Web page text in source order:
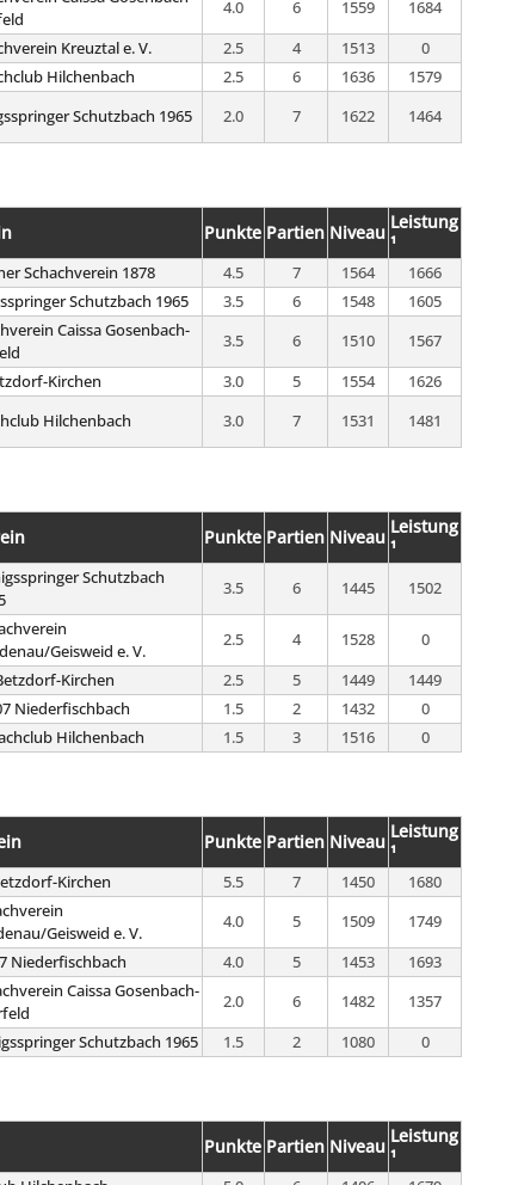
4.0 6 1559
1684
Kreuztal e. V. 2.5 4 1513
0
Hilchenbach 2.5 6 1636
1579
Schutzbach 1965 2.0 7 1622 1464
Punkte Partien Niveau Leistung
¹
Schachverein 1878 4.5 7 1564
1666
Schutzbach 1965 3.5 6 1548
1605
Caissa Gosenbach-
3.5 6 1510
1567
Kirchen 3.0 5 1554
1626
Hilchenbach 3.0 7 1531 1481
Punkte Partien Niveau Leistung
¹
Schutzbach
3.5 6 1445 1502
Geisweid e. V.
2.5 4 1528
0
Kirchen 2.5 5 1449
1449
Niederfischbach 1.5 2 1432
0
Hilchenbach 1.5 3 1516 0
Punkte Partien Niveau Leistung
¹
Kirchen 5.5 7 1450
1680
Geisweid e. V.
4.0 5 1509
1749
Niederfischbach 4.0 5 1453
1693
Caissa Gosenbach-
2.0 6 1482
1357
Schutzbach 1965 1.5 2 1080 0
Punkte Partien Niveau Leistung
¹